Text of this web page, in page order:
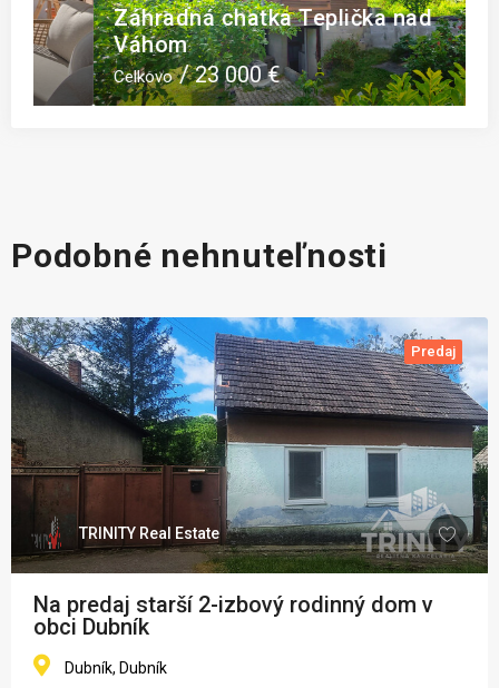
Záhradná chatka Teplička nad
Váhom
Celkovo 23 000 €
Podobné nehnuteľnosti
Predaj
TRINITY Real Estate
Na predaj starší 2-izbový rodinný dom v
obci Dubník
Dubník, Dubník